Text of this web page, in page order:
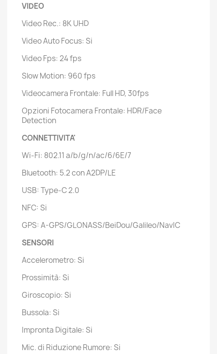
VIDEO
Video Rec.: 8K UHD
Video Auto Focus: Si
Video Fps: 24 fps
Slow Motion: 960 fps
Videocamera Frontale: Full HD, 30fps
Opzioni Fotocamera Frontale: HDR/Face
Detection
CONNETTIVITA'
Wi-Fi: 802.11 a/b/g/n/ac/6/6E/7
Bluetooth: 5.2 con A2DP/LE
USB: Type-C 2.0
NFC: Si
GPS: A-GPS/GLONASS/BeiDou/Galileo/NavIC
SENSORI
Accelerometro: Si
Prossimità: Si
Giroscopio: Si
Bussola: Si
Impronta Digitale: Si
Mic. di Riduzione Rumore: Si